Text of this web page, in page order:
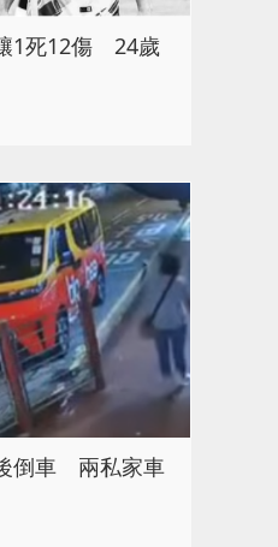
1死12傷 24歲
倒車 兩私家車